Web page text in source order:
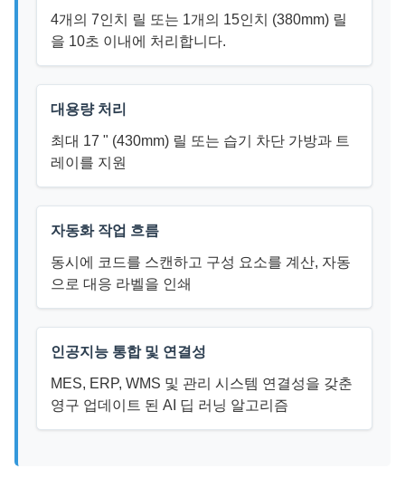
4개의 7인치 릴 또는 1개의 15인치 (380mm) 릴
을 10초 이내에 처리합니다.
대용량 처리
최대 17 " (430mm) 릴 또는 습기 차단 가방과 트
레이를 지원
자동화 작업 흐름
동시에 코드를 스캔하고 구성 요소를 계산, 자동
으로 대응 라벨을 인쇄
인공지능 통합 및 연결성
MES, ERP, WMS 및 관리 시스템 연결성을 갖춘
영구 업데이트 된 AI 딥 러닝 알고리즘